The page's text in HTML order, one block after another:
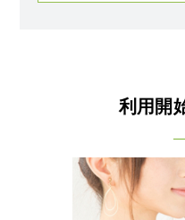
利用開